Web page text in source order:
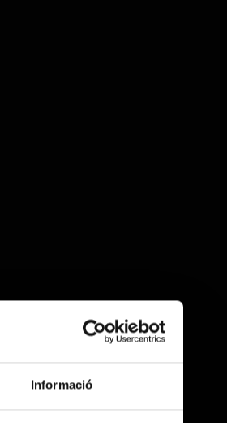
Informació